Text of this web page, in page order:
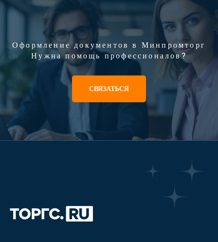
Оформление документов в Минпромторг
Нужна помощь профессионалов?
СВЯЗАТЬСЯ